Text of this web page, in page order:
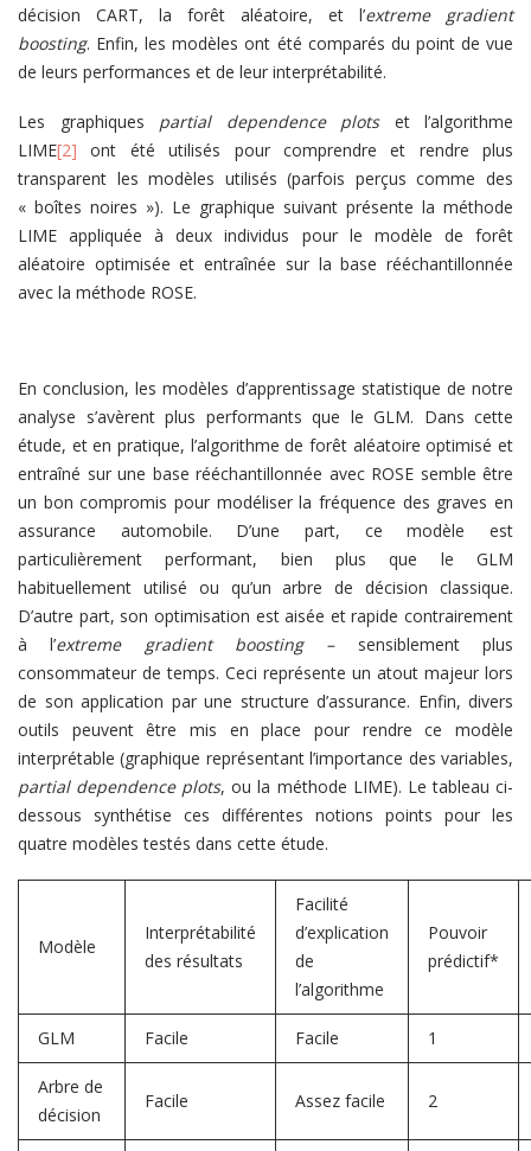
décision CART, la forêt aléatoire, et l’extreme gradient
boosting. Enfin, les modèles ont été comparés du point de vue
de leurs performances et de leur interprétabilité.
Les graphiques partial dependence plotset l’algorithme
LIME[2] ont été utilisés pour comprendre et rendre plus
transparent les modèles utilisés (parfois perçus comme des
« boîtes noires »). Le graphique suivant présente la méthode
LIME appliquée à deux individus pour le modèle de forêt
aléatoire optimisée et entraînée sur la base rééchantillonnée
avec la méthode ROSE.
En conclusion, les modèles d’apprentissage statistique de notre
analyse s’avèrent plus performants que le GLM. Dans cette
étude, et en pratique, l’algorithme de forêt aléatoire optimisé et
entraîné sur une base rééchantillonnée avec ROSE semble être
un bon compromis pour modéliser la fréquence des graves en
assurance automobile. D’une part, ce modèle est
particulièrement performant, bien plus que le GLM
habituellement utilisé ou qu’un arbre de décision classique.
D’autre part, son optimisation est aisée et rapide contrairement
à l’extreme gradient boosting – sensiblement plus
consommateur de temps. Ceci représente un atout majeur lors
de son application par une structure d’assurance. Enfin, divers
outils peuvent être mis en place pour rendre ce modèle
interprétable (graphique représentant l’importance des variables,
partial dependence plots, ou la méthode LIME). Le tableau ci-
dessous synthétise ces différentes notions points pour les
quatre modèles testés dans cette étude.
Modèle
Interprétabilité
des résultats
Facilité
d’explication
de
l’algorithme
Pouvoir
prédictif*
GLM Facile Facile 1
Arbre de
décision
Facile Assez facile 2